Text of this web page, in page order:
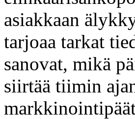
asiakkaan
tarjoaa tarkat
sanovat, mikä
siirtää tiimin